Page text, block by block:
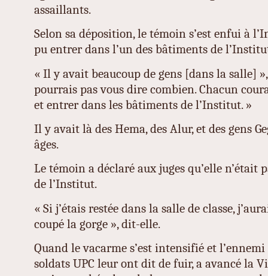
assaillants.
Selon sa déposition, le témoin s’est enfui à
pu entrer dans l’un des bâtiments de
« Il y avait beaucoup de gens [dans la salle]
pourrais pas vous dire combien. Chacun
et entrer dans les bâtiments de l’Institut. »
Il y avait là des Hema, des Alur, et des gens
âges.
Le témoin a déclaré aux juges qu’elle n’était
de l’Institut.
« Si j’étais restée dans la salle de classe,
coupé la gorge », dit-elle.
Quand le vacarme s’est intensifié et l’ennemi
soldats UPC leur ont dit de fuir, a avancé la